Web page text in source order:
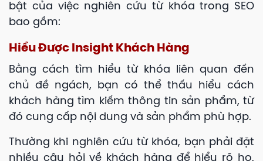
bật của việc nghiên cứu từ khóa trong SEO
bao gồm:
Hiểu Được Insight Khách Hàng
Bằng cách tìm hiểu từ khóa liên quan đến
chủ đề ngách, bạn có thể thấu hiểu cách
khách hàng tìm kiếm thông tin sản phẩm, từ
đó cung cấp nội dung và sản phẩm phù hợp.
Thường khi nghiên cứu từ khóa, bạn phải đặt
nhiều câu hỏi về khách hàng để hiểu rõ họ,